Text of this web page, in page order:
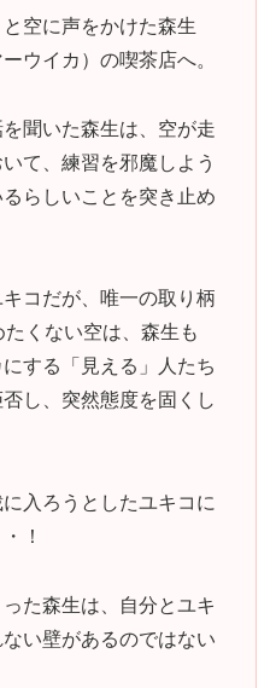
空に声をかけた森生
ウイカ）の喫茶店へ。
聞いた森生は、空が走
て、練習を邪魔しよう
らしいことを突き止め
コだが、唯一の取り柄
たくない空は、森生も
する「見える」人たち
し、突然態度を固くし
入ろうとしたユキコに
！
た森生は、自分とユキ
い壁があるのではない